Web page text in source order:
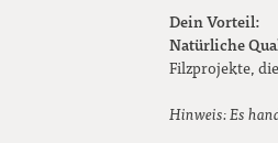
Dein Vorteil:
Natürliche
Filzprojekte,
Hinweis: Es